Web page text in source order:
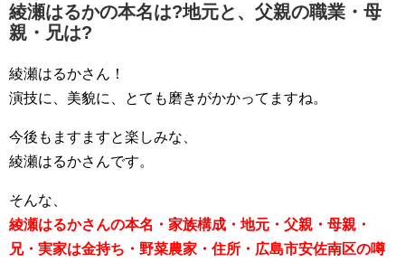
綾瀬はるかの本名は?地元と、父親の職業・母
親・兄は?
綾瀬はるかさん！
演技に、美貌に、とても磨きがかかってますね。
今後もますますと楽しみな、
綾瀬はるかさんです。
そんな、
綾瀬はるかさんの本名・家族構成・地元・父親・母親・
兄・実家は金持ち・野菜農家・住所・広島市安佐南区の噂